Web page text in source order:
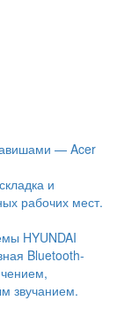
— Acer
и
рабочих мест.
HYUNDAI
Bluetooth-
звучанием.